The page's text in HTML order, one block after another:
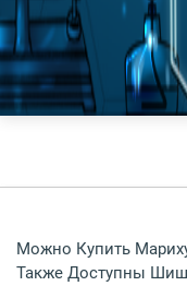
Можно Купить
Также Доступны